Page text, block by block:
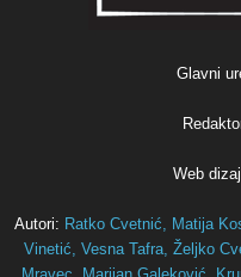
Glavni
Web
Autori: Ratko Cvetnić, Matija
Vinetić, Vesna Tafra, Željko